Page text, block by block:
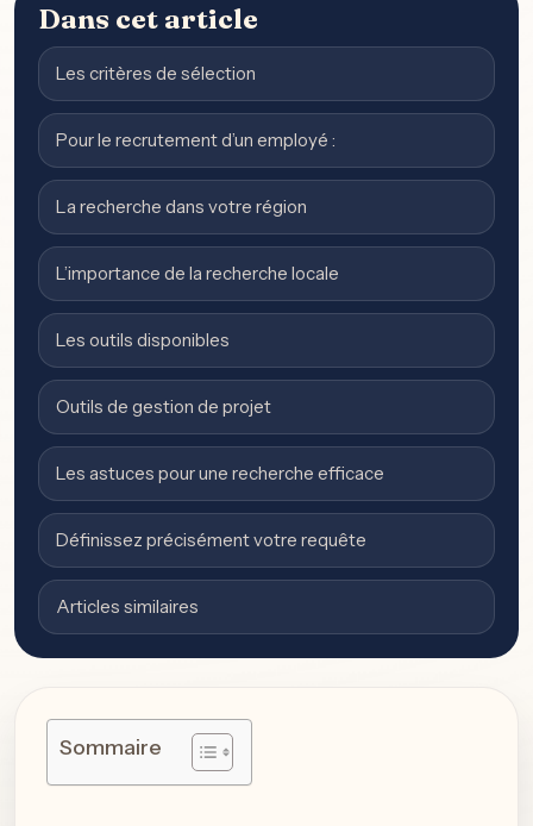
Dans cet article
Les critères de sélection
Pour le recrutement d’un employé :
La recherche dans votre région
L’importance de la recherche locale
Les outils disponibles
Outils de gestion de projet
Les astuces pour une recherche efficace
Définissez précisément votre requête
Articles similaires
Sommaire